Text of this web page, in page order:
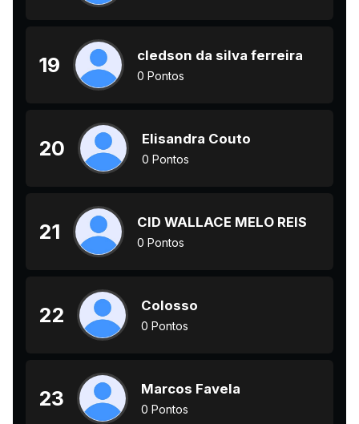
19 cledson da silva ferreira
0 Pontos
20 Elisandra Couto
0 Pontos
21 CID WALLACE MELO REIS
0 Pontos
22 Colosso
0 Pontos
23 Marcos Favela
0 Pontos